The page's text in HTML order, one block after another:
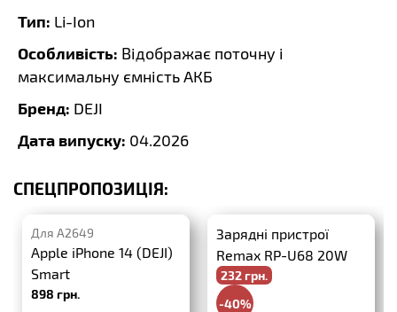
Тип: Li-Ion
Особливість: Відображає поточну і
максимальну ємність АКБ
Бренд: DEJI
Дата випуску: 04.2026
СПЕЦПРОПОЗИЦІЯ:
Для A2649
Apple iPhone 14 (DEJI)
Smart
898 грн.
Зарядні пристрої
Remax RP-U68 20W
PD+QC3.0 + USB-C-
Lightning
232 грн.
-40%